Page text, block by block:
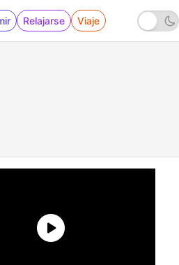
Relajarse Viaje